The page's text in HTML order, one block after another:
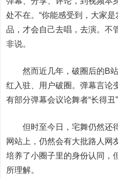
处不在。“你能感受到，大家
品，才会自己去唱，去演。不
非说。
然而近几年，破圈后的B站
红入驻、用户破圈。弹幕言论
有部分弹幕会议论舞者“长得丑
但时至今日，宅舞仍然还
网站上，仍然会有大批路人网
培养了小圈子里的身份认同，
所理解。